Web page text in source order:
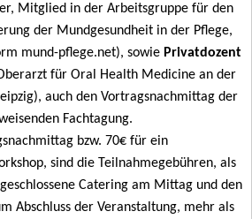
Mitglied in der Arbeitsgruppe für den
der Mundgesundheit in der Pflege,
mund-pflege.net), sowie Privatdozent
für Oral Health Medicine an der
auch den Vortragsnachmittag der
Fachtagung.
bzw. 70€ für ein
sind die Teilnahmegebühren, als
Catering am Mittag und den
Abschluss der Veranstaltung, mehr als